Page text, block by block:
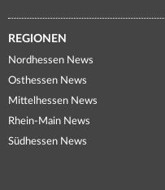
REGIONEN
Nordhessen News
Osthessen News
Mittelhessen News
Rhein-Main News
Südhessen News